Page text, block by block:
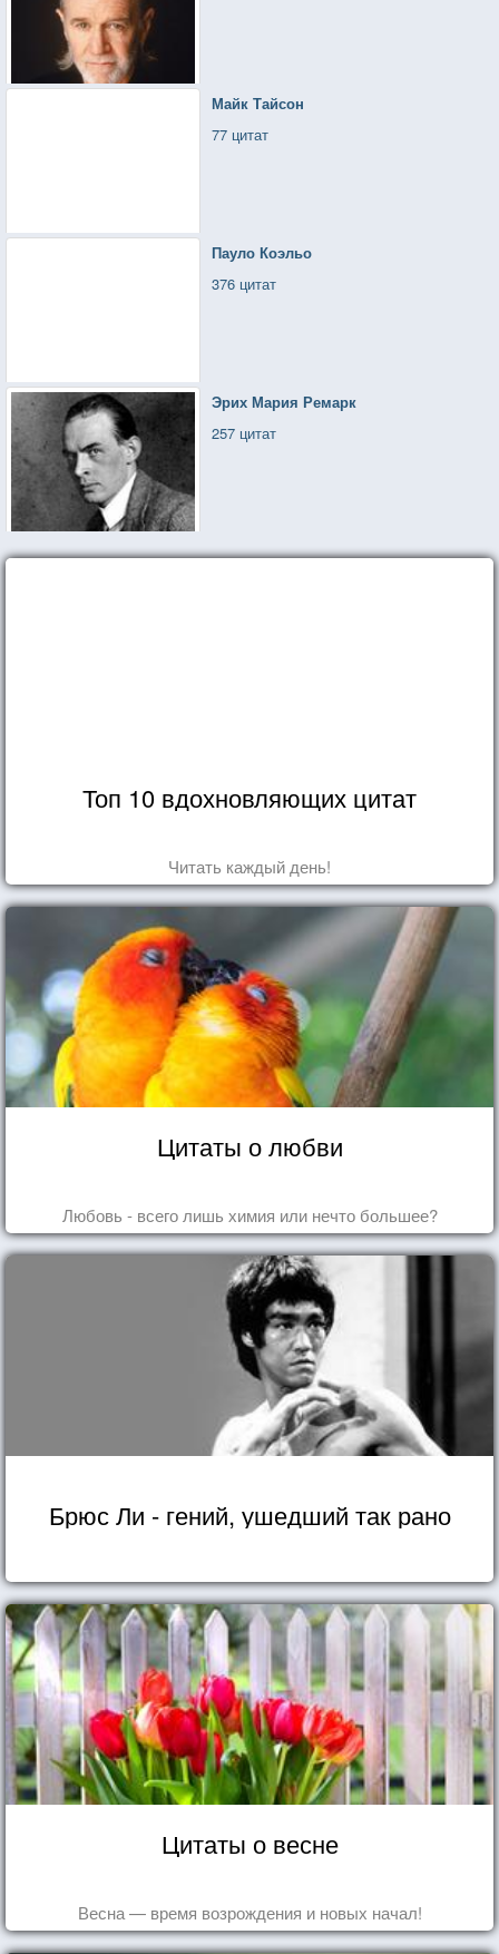
Майк Тайсон
77 цитат
Пауло Коэльо
376 цитат
Эрих Мария Ремарк
257 цитат
Топ 10 вдохновляющих цитат
Читать каждый день!
Цитаты о любви
Любовь - всего лишь химия или нечто большее?
Брюс Ли - гений, ушедший так рано
Цитаты о весне
Весна — время возрождения и новых начал!